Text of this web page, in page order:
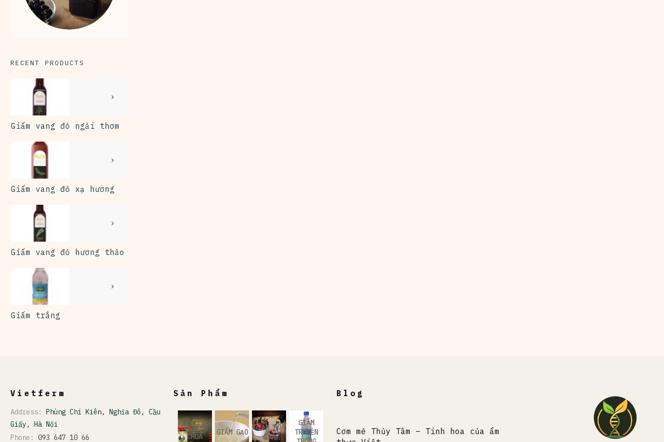
RECENT PRODUCTS
Giấm vang đỏ ngải thơm
Giấm vang đỏ xạ hương
Giấm vang đỏ hương thảo
Giấm trắng
Vietferm
Address:
Phùng Chí Kiên, Nghĩa Đô, Cầu
Giấy, Hà Nội
Phone: 093 647 10 66
Sản Phẩm
ĐỒ MUỐI
CHUA
GIẤM GẠO
GIẤM HOA
QUẢ
GIẤM
TRUYỀN
Blog
Cơm mẻ Thủy Tâm – Tinh hoa của ẩm